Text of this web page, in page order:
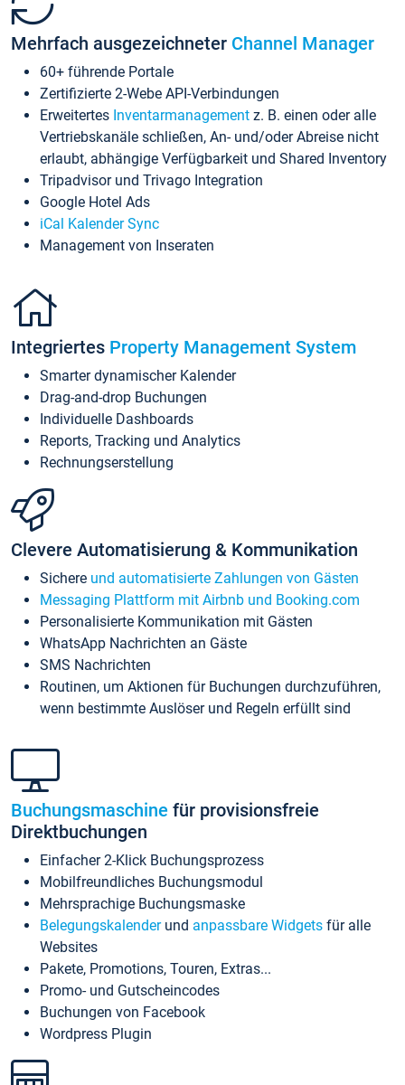
Mehrfach ausgezeichneter Channel Manager
60+ führende Portale
Zertifizierte 2-Webe API-Verbindungen
Erweitertes Inventarmanagement z. B. einen oder alle
Vertriebskanäle schließen, An- und/oder Abreise nicht
erlaubt, abhängige Verfügbarkeit und Shared Inventory
Tripadvisor und Trivago Integration
Google Hotel Ads
iCal Kalender Sync
Management von Inseraten
Integriertes Property Management System
Smarter dynamischer Kalender
Drag-and-drop Buchungen
Individuelle Dashboards
Reports, Tracking und Analytics
Rechnungserstellung
Clevere Automatisierung & Kommunikation
Sichere und automatisierte Zahlungen von Gästen
Messaging Plattform mit Airbnb und Booking.com
Personalisierte Kommunikation mit Gästen
WhatsApp Nachrichten an Gäste
SMS Nachrichten
Routinen, um Aktionen für Buchungen durchzuführen,
wenn bestimmte Auslöser und Regeln erfüllt sind
Buchungsmaschine für provisionsfreie
Direktbuchungen
Einfacher 2-Klick Buchungsprozess
Mobilfreundliches Buchungsmodul
Mehrsprachige Buchungsmaske
Belegungskalenderund anpassbare Widgets für alle
Websites
Pakete, Promotions, Touren, Extras...
Promo- und Gutscheincodes
Buchungen von Facebook
Wordpress Plugin